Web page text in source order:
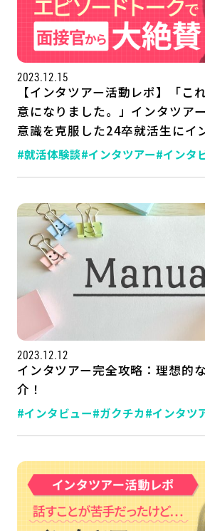
2023.12.15
【インタツアー活動レポ】「こ
意になりました。」インタツア
意識を克服した24卒就活生にイ
#就活体験談#インタツアー#インタ
2023.12.12
インタツアー完全攻略：理想的
介！
#インタビュー#ガクチカ#インタツ